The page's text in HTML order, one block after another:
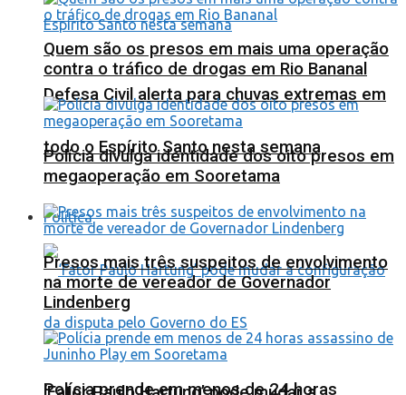
Defesa Civil alerta para chuvas extremas em
todo o Espírito Santo nesta semana
Política
Quem são os presos em mais uma operação
contra o tráfico de drogas em Rio Bananal
Polícia divulga identidade dos oito presos em
megaoperação em Sooretama
Presos mais três suspeitos de envolvimento
na morte de vereador de Governador
Lindenberg
Polícia prende em menos de 24 horas